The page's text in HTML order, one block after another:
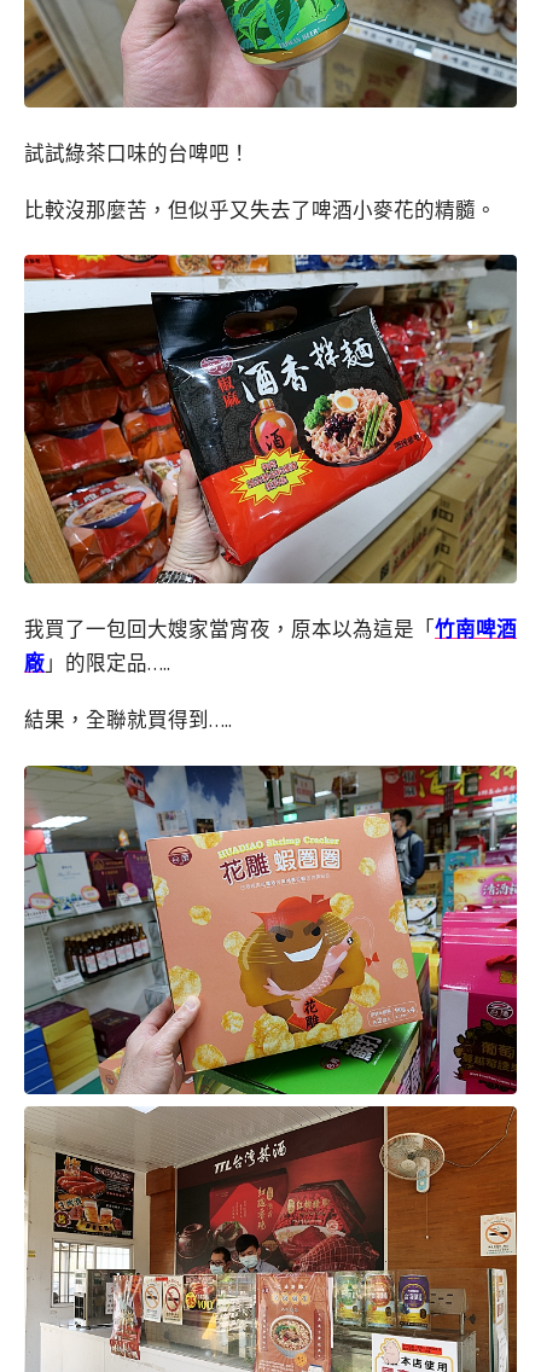
試試綠茶口味的台啤吧！
比較沒那麼苦，但似乎又失去了啤酒小麥花的精髓。
我買了一包回大嫂家當宵夜，原本以為這是「竹南啤酒
廠」的限定品…..
結果，全聯就買得到…..